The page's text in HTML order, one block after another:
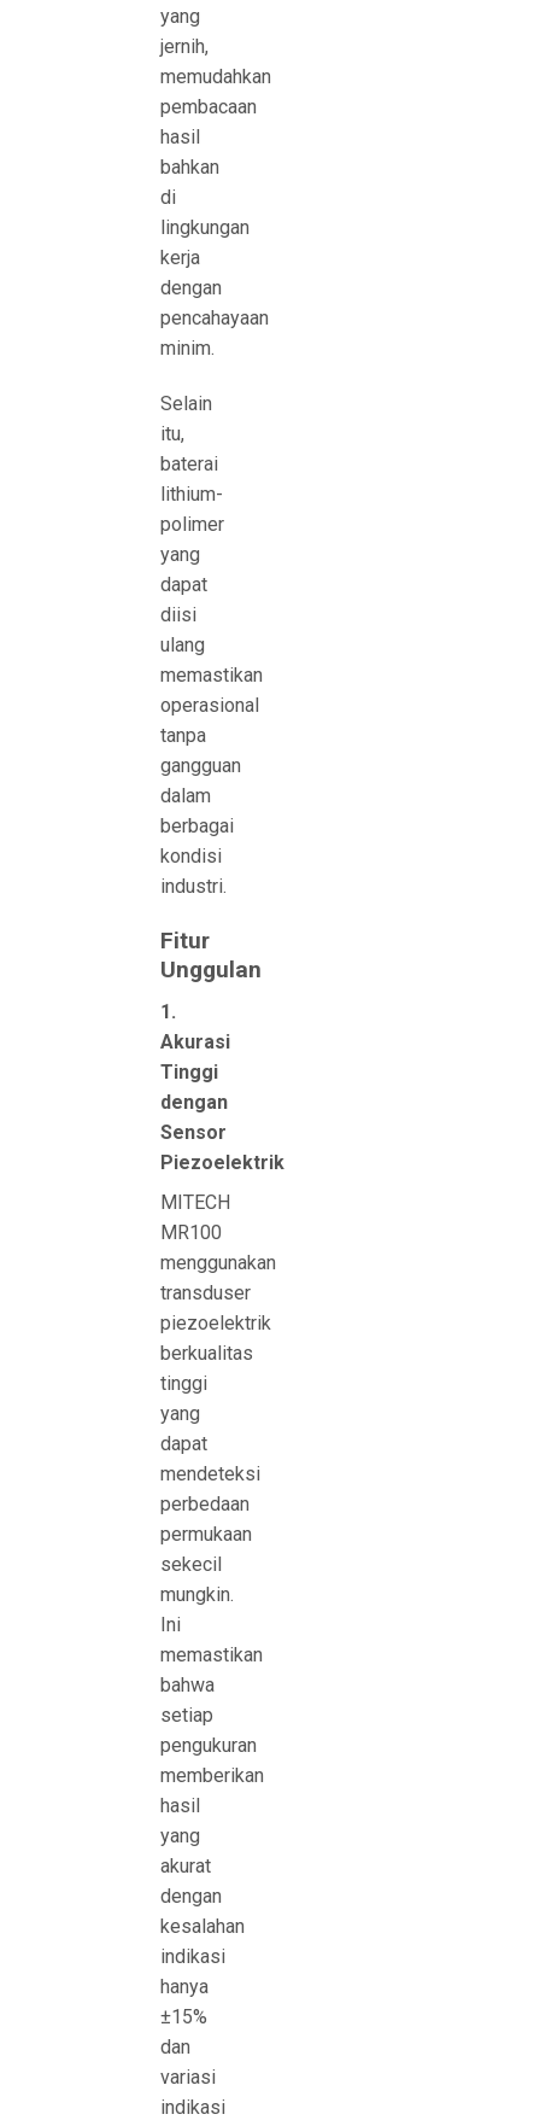
yang
jernih,
memudahkan
pembacaan
hasil
bahkan
di
lingkungan
kerja
dengan
pencahayaan
minim.
Selain
itu,
baterai
lithium-
polimer
yang
dapat
diisi
ulang
memastikan
operasional
tanpa
gangguan
dalam
berbagai
kondisi
industri.
Fitur
Unggulan
1.
Akurasi
Tinggi
dengan
Sensor
Piezoelektrik
MITECH
MR100
menggunakan
transduser
piezoelektrik
berkualitas
tinggi
yang
dapat
mendeteksi
perbedaan
permukaan
sekecil
mungkin.
Ini
memastikan
bahwa
setiap
pengukuran
memberikan
hasil
yang
akurat
dengan
kesalahan
indikasi
hanya
±15%
dan
variasi
indikasi